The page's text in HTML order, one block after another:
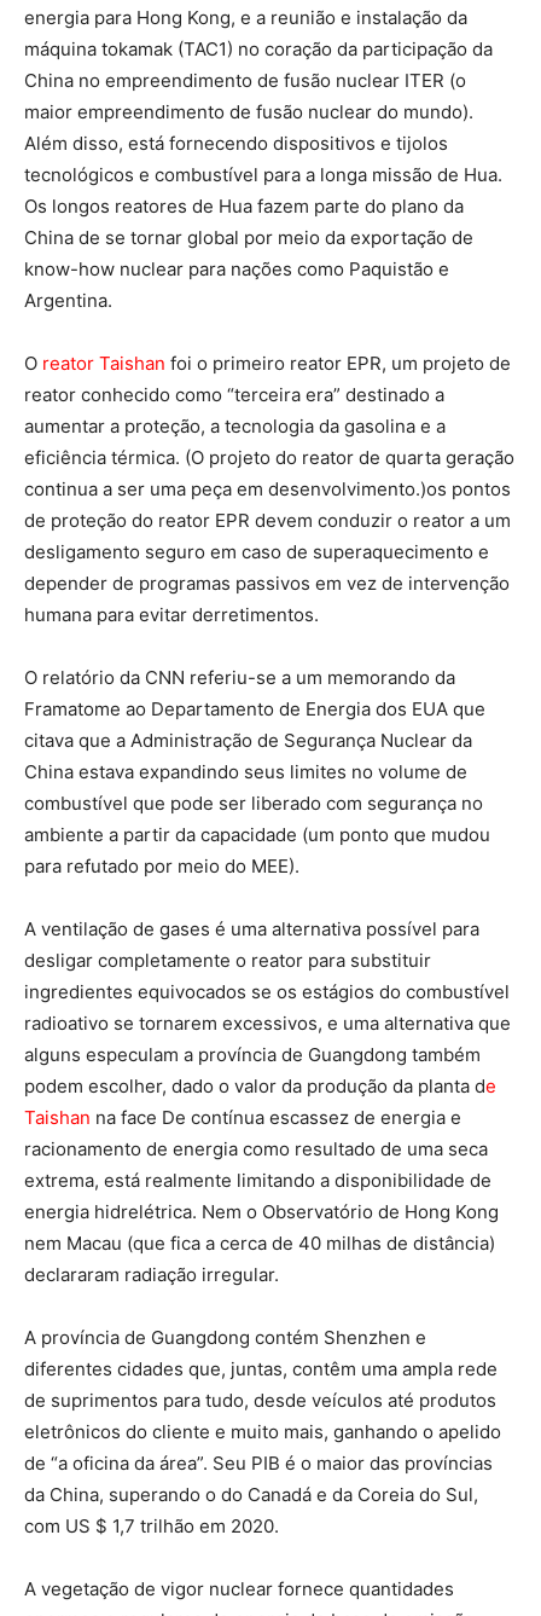
energia para Hong Kong, e a reunião e instalação da
máquina tokamak (TAC1) no coração da participação da
China no empreendimento de fusão nuclear ITER (o
maior empreendimento de fusão nuclear do mundo).
Além disso, está fornecendo dispositivos e tijolos
tecnológicos e combustível para a longa missão de Hua.
Os longos reatores de Hua fazem parte do plano da
China de se tornar global por meio da exportação de
know-how nuclear para nações como Paquistão e
Argentina.
O reator Taishan foi o primeiro reator EPR, um projeto de
reator conhecido como “terceira era” destinado a
aumentar a proteção, a tecnologia da gasolina e a
eficiência térmica. (O projeto do reator de quarta geração
continua a ser uma peça em desenvolvimento.)os pontos
de proteção do reator EPR devem conduzir o reator a um
desligamento seguro em caso de superaquecimento e
depender de programas passivos em vez de intervenção
humana para evitar derretimentos.
O relatório da CNN referiu-se a um memorando da
Framatome ao Departamento de Energia dos EUA que
citava que a Administração de Segurança Nuclear da
China estava expandindo seus limites no volume de
combustível que pode ser liberado com segurança no
ambiente a partir da capacidade (um ponto que mudou
para refutado por meio do MEE).
A ventilação de gases é uma alternativa possível para
desligar completamente o reator para substituir
ingredientes equivocados se os estágios do combustível
radioativo se tornarem excessivos, e uma alternativa que
alguns especulam a província de Guangdong também
podem escolher, dado o valor da produção da planta de
Taishan na face De contínua escassez de energia e
racionamento de energia como resultado de uma seca
extrema, está realmente limitando a disponibilidade de
energia hidrelétrica. Nem o Observatório de Hong Kong
nem Macau (que fica a cerca de 40 milhas de distância)
declararam radiação irregular.
A província de Guangdong contém Shenzhen e
diferentes cidades que, juntas, contêm uma ampla rede
de suprimentos para tudo, desde veículos até produtos
eletrônicos do cliente e muito mais, ganhando o apelido
de “a oficina da área”. Seu PIB é o maior das províncias
da China, superando o do Canadá e da Coreia do Sul,
com US $ 1,7 trilhão em 2020.
A vegetação de vigor nuclear fornece quantidades